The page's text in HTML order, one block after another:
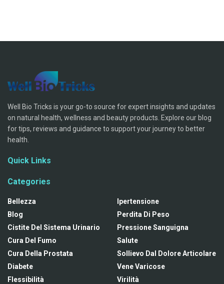
Well Bio Tricks is your go-to source for expert insights and updates
on natural health, wellness and beauty products. Explore our blog
for tips, reviews and guidance to support your journey to better
health.
Quick Links
Categories
Bellezza
Blog
Cistite Del Sistema Urinario
Cura Del Fumo
Cura Della Prostata
Diabete
Flessibilità
Ipertensione
Perdita Di Peso
Pressione Sanguigna
Salute
Sollievo Dal Dolore Articolare
Vene Varicose
Virilità